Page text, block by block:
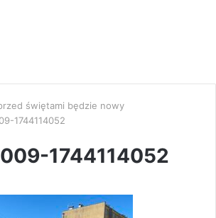
świętami będzie nowy
1744114052
1744114052